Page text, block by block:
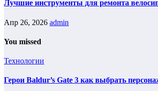
Лучшие инструменты для ремонта
Апр 26, 2026 admin
You missed
Технологии
Герои Baldur’s Gate 3 как выбрать